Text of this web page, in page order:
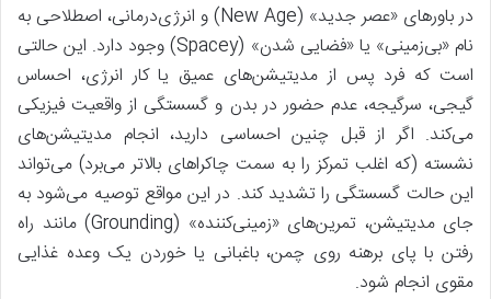
در باورهای «عصر جدید» (New Age) و انرژی‌درمانی، اصطلاحی به
نام «بی‌زمینی» یا «فضایی شدن» (Spacey) وجود دارد. این حالتی
است که فرد پس از مدیتیشن‌های عمیق یا کار انرژی، احساس
گیجی، سرگیجه، عدم حضور در بدن و گسستگی از واقعیت فیزیکی
می‌کند. اگر از قبل چنین احساسی دارید، انجام مدیتیشن‌های
نشسته (که اغلب تمرکز را به سمت چاکراهای بالاتر می‌برد) می‌تواند
این حالت گسستگی را تشدید کند. در این مواقع توصیه می‌شود به
جای مدیتیشن، تمرین‌های «زمینی‌کننده» (Grounding) مانند راه
رفتن با پای برهنه روی چمن، باغبانی یا خوردن یک وعده غذایی
مقوی انجام شود.